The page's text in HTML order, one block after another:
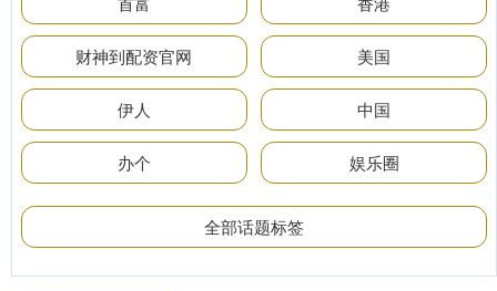
财神到配资官网 美国
伊人 中国
办个 娱乐圈
全部话题标签